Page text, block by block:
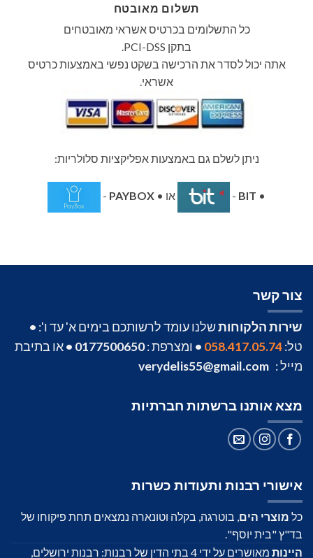
תשלום מאובטח
כל התשלומים בכרטיס אשראי מאובטחים
בתקן PCI-DSS.
אתה יכול לסדר את הרכישה בשקט נפשי באמצעות כרטיס
אשראי.
ניתן לשלם גם באמצעות אפליקציות סלולריות:
•
BIT
- או •PAYBOX
-
צור קשר
שירות הלקוחותשלנו עומד לרשותכם בימים א' עד ו': •
טל:058.417.05.74
• ומצרפת :0177500650
•או בתיבת
מייל : verydelis55@gmail.com
מצא אותנו ברשתות חברתיות
אישורי רבנות ותעודות כשרות
כל מוצרי הים , בוטרגה, בקלה וטונארה נמצאים תחת פיקוחו של
בד"ץ "בית יוסף".
היינות
מאושרים על ידי 4 בתי הדין של רבנות: רבנות ירושלים,